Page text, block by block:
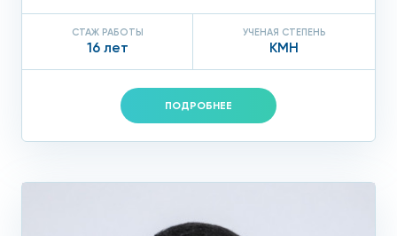
СТАЖ РАБОТЫ
16 лет
УЧЕНАЯ СТЕПЕНЬ
КМН
ПОДРОБНЕЕ